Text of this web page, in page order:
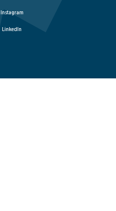
Instagram
LinkedIn